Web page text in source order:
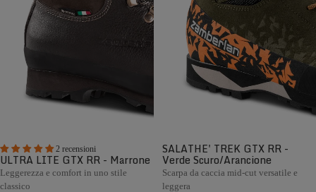
2 recensioni
ULTRA LITE GTX RR - Marrone
Leggerezza e comfort in uno stile
classico
SALATHE' TREK GTX RR -
Verde Scuro/Arancione
Scarpa da caccia mid-cut versatile e
leggera